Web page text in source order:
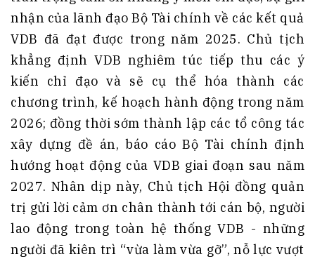
nhận của lãnh đạo Bộ Tài chính về các kết quả
VDB đã đạt được trong năm 2025. Chủ tịch
khẳng định VDB nghiêm túc tiếp thu các ý
kiến chỉ đạo và sẽ cụ thể hóa thành các
chương trình, kế hoạch hành động trong năm
2026; đồng thời sớm thành lập các tổ công tác
xây dựng đề án, báo cáo Bộ Tài chính định
hướng hoạt động của VDB giai đoạn sau năm
2027. Nhân dịp này, Chủ tịch Hội đồng quản
trị gửi lời cảm ơn chân thành tới cán bộ, người
lao động trong toàn hệ thống VDB - những
người đã kiên trì “vừa làm vừa gỡ”, nỗ lực vượt